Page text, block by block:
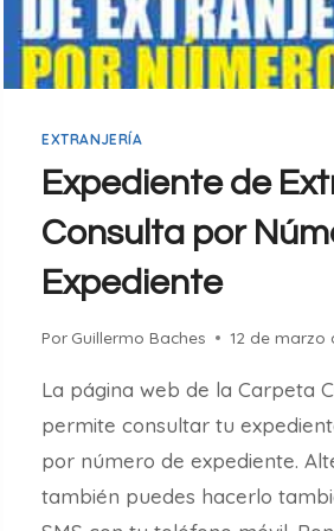
A
R
E
M
A
R
K
E
T
N
D
E
I
EXTRANJERÍA
Expediente de
Consulta por
Expediente
Por Guillermo Baches 12 de marzo
La página web de la Carpeta
permite consultar tu
por número de expediente.
también puedes hacerlo